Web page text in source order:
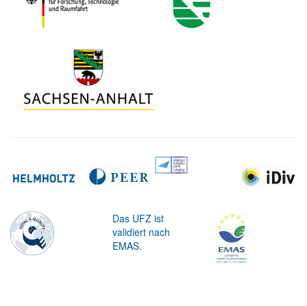
Das UFZ ist
validiert nach
EMAS.